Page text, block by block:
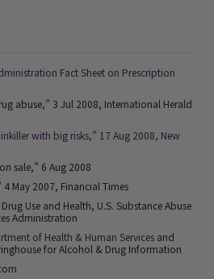
Fact Sheet on Prescription
abuse,” 3 Jul 2008, International Herald
with big risks,” 17 Aug 2008, New
sale,” 6 Aug 2008
May 2007, Financial Times
Use and Health, U.S. Substance Abuse
Administration
of Health & Human Services and
for Alcohol & Drug Information